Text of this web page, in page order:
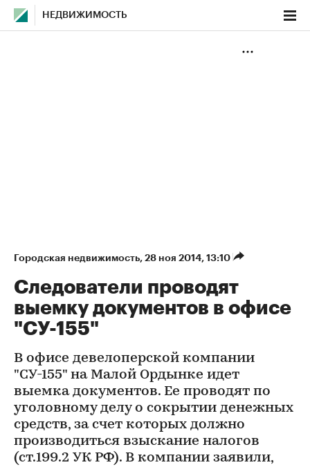
НЕДВИЖИМОСТЬ
Городская недвижимость⁠, 28 ноя 2014, 13:10
Следователи проводят
выемку документов в офисе
"СУ-155"
В офисе девелоперской компании
"СУ-155" на Малой Ордынке идет
выемка документов. Ее проводят по
уголовному делу о сокрытии денежных
средств, за счет которых должно
производиться взыскание налогов
(ст.199.2 УК РФ). В компании заявили,